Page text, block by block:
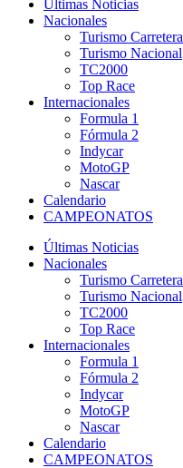
Últimas Noticias
Nacionales
Turismo Carretera
Turismo Nacional
TC2000
Top Race
Internacionales
Formula 1
Fórmula 2
Indycar
MotoGP
Nascar
Calendario
CAMPEONATOS
Últimas Noticias
Nacionales
Turismo Carretera
Turismo Nacional
TC2000
Top Race
Internacionales
Formula 1
Fórmula 2
Indycar
MotoGP
Nascar
Calendario
CAMPEONATOS